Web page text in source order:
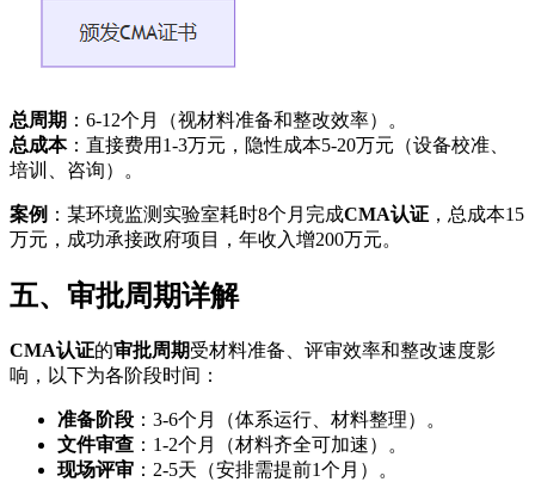
总周期 ：6-12个月（视材料准备和整改效率）。
总成本：直接费用1-3万元，隐性成本5-20万元（设备校准、
培训、咨询）。
案例 ：某环境监测实验室耗时8个月完成CMA认证 ，总成本15
万元，成功承接政府项目，年收入增200万元。
五、审批周期详解
CMA认证的审批周期受材料准备、评审效率和整改速度影
响，以下为各阶段时间：
准备阶段 ：3-6个月（体系运行、材料整理）。
文件审查 ：1-2个月（材料齐全可加速）。
现场评审 ：2-5天（安排需提前1个月）。